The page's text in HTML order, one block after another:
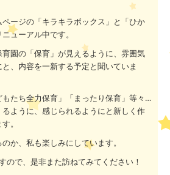
ージの「キラキラボックス」と「ひか
ューアル中です。
園の「保育」が見えるように、雰囲気
、内容を一新する予定と聞いていま
たち全力保育」「まったり保育」等々…
ように、感じられるようにと新しく作
。
か、私も楽しみにしています。
ので、是非また訪ねてみてください！